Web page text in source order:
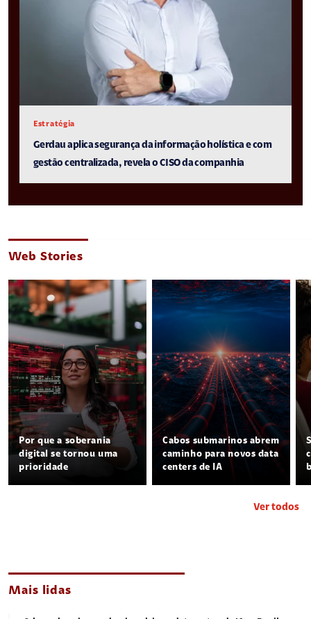
Estratégia
Gerdau aplica segurança da informação holística e com
gestão centralizada, revela o CISO da companhia
Web Stories
Por que a soberania
digital se tornou uma
prioridade
Cabos submarinos abrem
caminho para novos data
centers de IA
Ver todos
Mais lidas